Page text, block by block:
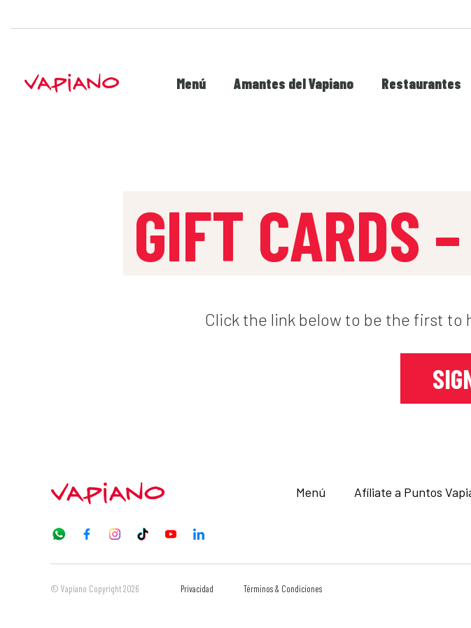
Menú Amantes del Vapiano Restaurantes
GIFT CARDS
Click the link below to be the first to
Menú Afíliate a Puntos
© Vapiano Copyright 2026 Privacidad Términos & Condiciones